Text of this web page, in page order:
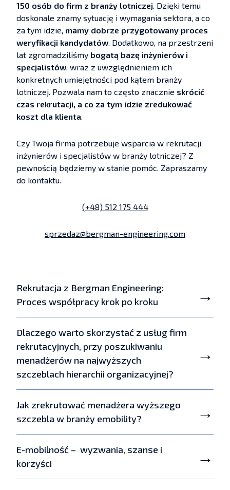
150 osób do firm z branży lotniczej. Dzięki temu
doskonale znamy sytuację i wymagania sektora, a co
za tym idzie, mamy dobrze przygotowany proces
weryfikacji kandydatów. Dodatkowo, na przestrzeni
lat zgromadziliśmy bogatą bazę inżynierów i
specjalistów, wraz z uwzględnieniem ich
konkretnych umiejętności pod kątem branży
lotniczej. Pozwala nam to często znacznie skrócić
czas rekrutacji, a co za tym idzie zredukować
koszt dla klienta.
Czy Twoja firma potrzebuje wsparcia w rekrutacji
inżynierów i specjalistów w branży lotniczej? Z
pewnością będziemy w stanie pomóc. Zapraszamy
do kontaktu.
(+48) 512 175 444
sprzedaz@bergman-engineering.com
Rekrutacja z Bergman Engineering:
Proces współpracy krok po kroku
Dlaczego warto skorzystać z usług firm
rekrutacyjnych, przy poszukiwaniu
menadżerów na najwyższych
szczeblach hierarchii organizacyjnej?
Jak zrekrutować menadżera wyższego
szczebla w branży emobility?
E-mobilność – wyzwania, szanse i
korzyści